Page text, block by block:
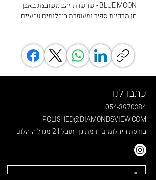
BLUE MOON - שרשרת זהב משובצת באבן
חן מרכזית ספיר ומעוטרת ביהלומים טבעיים
כתבו לנו
054-3970384
POLISHED@DIAMONDSVIEW.COM
בורסת היהלומים | רמת גן | תובל 21 מגדל היהלום